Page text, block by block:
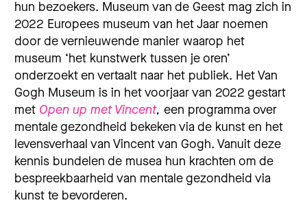
hun bezoekers. Museum van de Geest mag zich in
2022 Europees museum van het Jaar noemen
door devernieuwende manier waarop het
museum ‘het kunstwerk tussen je oren’
onderzoekt en vertaalt naar het publiek. Het Van
Gogh Museum is in het voorjaar van 2022 gestart
met Open up met Vincent, een programma over
mentale gezondheid bekeken via de kunst en het
levensverhaal van Vincent van Gogh. Vanuit deze
kennis bundelen de musea hun krachten om de
bespreekbaarheid van mentale gezondheid via
kunst te bevorderen.